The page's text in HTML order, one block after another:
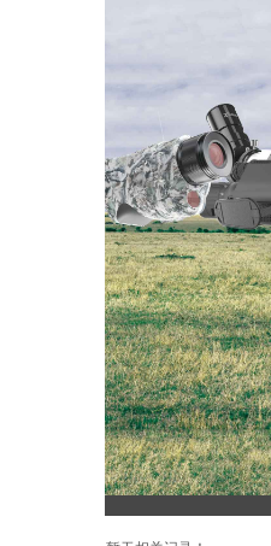
产品中心
PRODUCTS
激光测距仪